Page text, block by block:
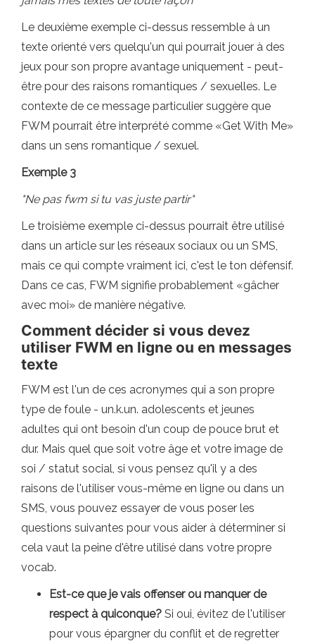
Le deuxième exemple ci-dessus ressemble à un
texte orienté vers quelqu'un qui pourrait jouer à des
jeux pour son propre avantage uniquement - peut-
être pour des raisons romantiques / sexuelles. Le
contexte de ce message particulier suggère que
FWM pourrait être interprété comme «Get With Me»
dans un sens romantique / sexuel.
Exemple 3
"Ne pas fwm si tu vas juste partir"
Le troisième exemple ci-dessus pourrait être utilisé
dans un article sur les réseaux sociaux ou un SMS,
mais ce qui compte vraiment ici, c'est le ton défensif.
Dans ce cas, FWM signifie probablement «gâcher
avec moi» de manière négative.
Comment décider si vous devez
utiliser FWM en ligne ou en messages
texte
FWM est l'un de ces acronymes qui a son propre
type de foule - un.k.un. adolescents et jeunes
adultes qui ont besoin d'un coup de pouce brut et
dur. Mais quel que soit votre âge et votre image de
soi / statut social, si vous pensez qu'il y a des
raisons de l'utiliser vous-même en ligne ou dans un
SMS, vous pouvez essayer de vous poser les
questions suivantes pour vous aider à déterminer si
cela vaut la peine d'être utilisé dans votre propre
vocab.
Est-ce que je vais offenser ou manquer de
respect à quiconque? Si oui, évitez de l'utiliser
pour vous épargner du conflit et de regretter